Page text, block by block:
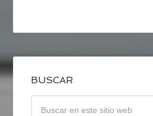
BUSCAR